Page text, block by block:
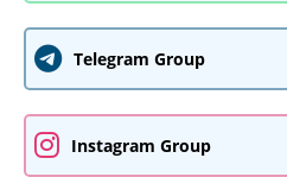
Telegram Group
Instagram Group